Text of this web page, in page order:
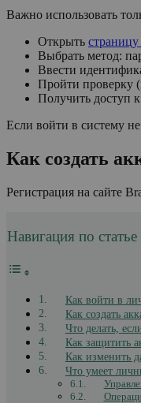
Важно использовать
Открыть страницу
Выбрать метод:
Ввести
Пройти проверку
Получить доступ
Если войти в систему
Как создать
Регистрация на сайте
Навигация по статье
Как войти в
Как создать
Что делать,
Как защитить
Как изменить
Что умеет